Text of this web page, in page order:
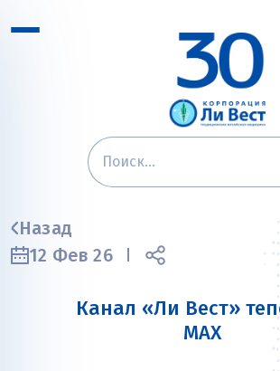
Назад
12 Фев 26
Канал «Ли Вест»
MAX